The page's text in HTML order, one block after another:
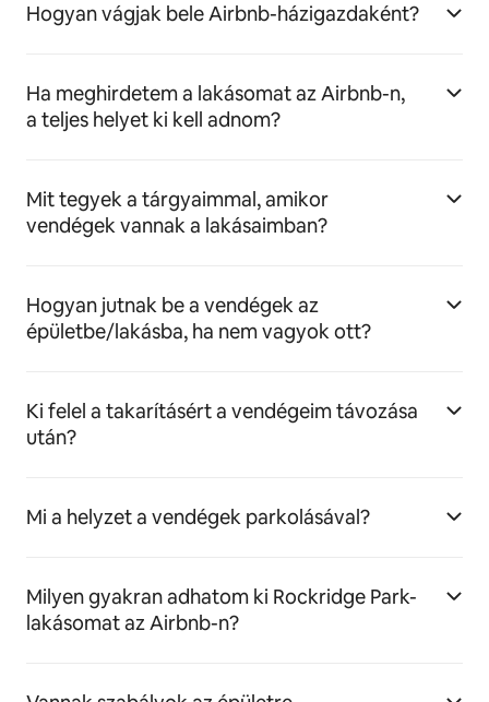
Hogyan vágjak bele Airbnb-házigazdaként?
Ha meghirdetem a lakásomat az Airbnb-n,
a teljes helyet ki kell adnom?
Mit tegyek a tárgyaimmal, amikor
vendégek vannak a lakásaimban?
Hogyan jutnak be a vendégek az
épületbe/lakásba, ha nem vagyok ott?
Ki felel a takarításért a vendégeim távozása
után?
Mi a helyzet a vendégek parkolásával?
Milyen gyakran adhatom ki Rockridge Park-
lakásomat az Airbnb-n?